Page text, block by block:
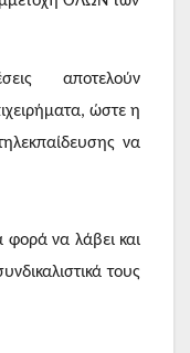
αποτελούν
ώστε η
να
φορά να λάβει και
τους